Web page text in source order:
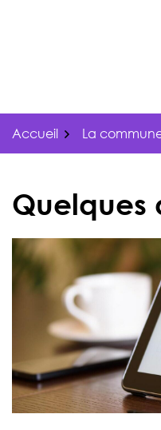
Accueil La
Quelques